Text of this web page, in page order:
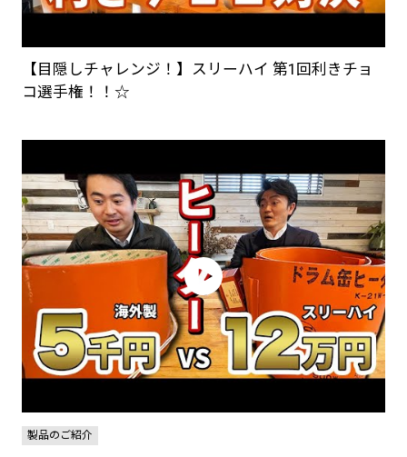
【目隠しチャレンジ！】スリーハイ 第1回利きチョ
コ選手権！！☆
製品のご紹介